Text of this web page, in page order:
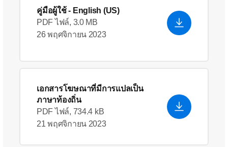
คู่มือผู้ใช้- English (US)
PDF ไฟล์, 3.0 MB
26 พฤศจิกายน 2023
เอกสารโฆษณาที่มีการแปลเป็น
ภาษาท้องถิ่น
PDF ไฟล์, 734.4 kB
21 พฤศจิกายน 2023